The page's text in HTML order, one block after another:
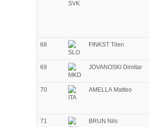
68 FINKST Tilen
69 JOVANOSKI Dimitar
70 AMELLA Matteo
71 BRUN Nils